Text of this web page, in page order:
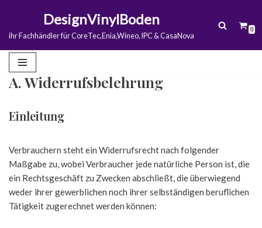
Zum
springen
DesignVinylBoden
ihr Fachhändler für CoreTec,Enia,Wineo, IPC & CasaNova
0
A. Widerrufsbelehrung
Einleitung
Verbrauchern steht ein Widerrufsrecht nach folgender
Maßgabe zu, wobei Verbraucher jede natürliche Person ist, die
ein Rechtsgeschäft zu Zwecken abschließt, die überwiegend
weder ihrer gewerblichen noch ihrer selbständigen beruflichen
Tätigkeit zugerechnet werden können: